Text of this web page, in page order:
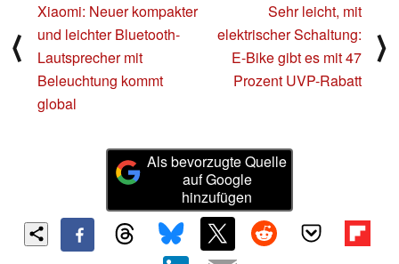
⟨
Xiaomi: Neuer kompakter
und leichter Bluetooth-
Lautsprecher mit
Beleuchtung kommt
global
Sehr leicht, mit
elektrischer Schaltung:
E-Bike gibt es mit 47
Prozent UVP-Rabatt
⟩
Als bevorzugte Quelle
auf Google
hinzufügen